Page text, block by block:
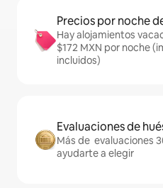
Precios por noche
Hay alojamientos
$172 MXN por noche
incluidos)
Evaluaciones de
Más de evaluaciones
ayudarte a elegir